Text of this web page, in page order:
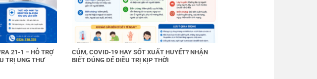
21-1 – HỖ TRỢ
TRỊ UNG THƯ
CÚM, COVID-19 HAY SỐT XUẤT HUYẾT? NHẬN
BIẾT ĐÚNG ĐỂ ĐIỀU TRỊ KỊP THỜI